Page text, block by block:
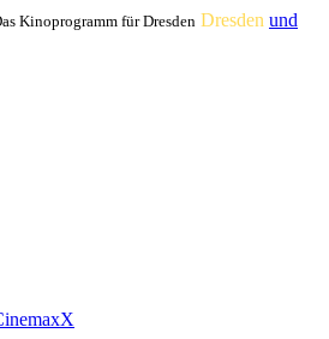
Kinoprogramm für Dresden Dresden und